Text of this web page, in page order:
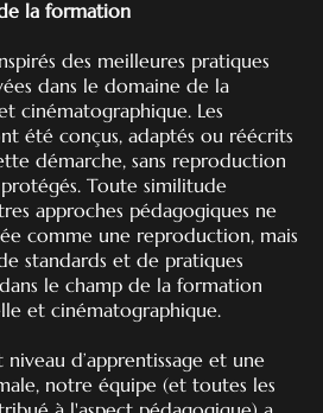
la formation
des meilleures pratiques
dans le domaine de la
cinématographique. Les
été conçus, adaptés ou réécrits
démarche, sans reproduction
Toute similitude
approches pédagogiques ne
comme une reproduction, mais
standards et de pratiques
le champ de la formation
et cinématographique.
d’apprentissage et une
notre équipe (et toutes les